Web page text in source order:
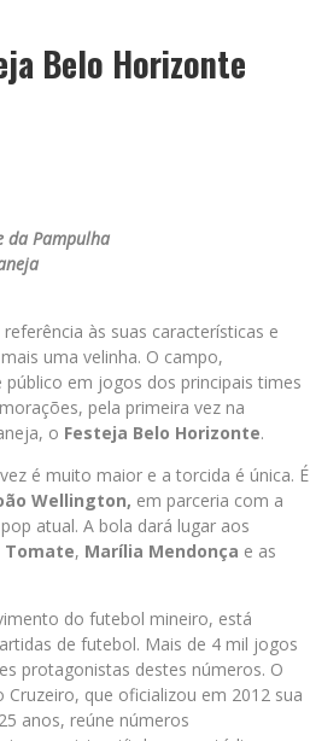
H
OT WHEELS MONSTER TRUCKS LIVE™ CONFIRMA BELO HORIZONTE NA TURNÊ AMÉRICA DO SUL 2027
Belo Horizonte
da Pampulha
às suas características e
uma velinha. O campo,
em jogos dos principais times
pela primeira vez na
o Festeja Belo Horizonte.
é muito maior e a torcida é única. É
Wellington, em parceria com a
atual. A bola dará lugar aos
Tomate, Marília Mendonça e as
do futebol mineiro, está
de futebol. Mais de 4 mil jogos
protagonistas destes números. O
que oficializou em 2012 sua
anos, reúne números